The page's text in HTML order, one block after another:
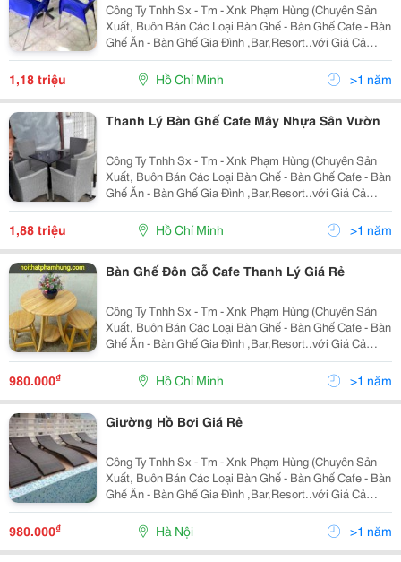
Công Ty Tnhh Sx - Tm - Xnk Phạm Hùng (Chuyên Sản
Xuất, Buôn Bán Các Loại Bàn Ghế - Bàn Ghế Cafe - Bàn
Ghế Ăn - Bàn Ghế Gia Đình ,Bar,Resort..với Giá Cả
Cạnh Tranh Của Nhà Sản Xuất,Nhiều Mẫu Mã Đa
Dạng,Bảo Hành 12 Tháng,Vận Chuyển Miễn Phí,Uy Tín
1,18 triệu Hồ Chí Minh >1 năm
Thanh Lý Bàn Ghế Cafe Mây Nhựa Sân Vườn
Công Ty Tnhh Sx - Tm - Xnk Phạm Hùng (Chuyên Sản
Xuất, Buôn Bán Các Loại Bàn Ghế - Bàn Ghế Cafe - Bàn
Ghế Ăn - Bàn Ghế Gia Đình ,Bar,Resort..với Giá Cả
Cạnh Tranh Của Nhà Sản Xuất,Nhiều Mẫu Mã Đa
Dạng,Bảo Hành 12 Tháng,Vận Chuyển Miễn Phí,Uy Tín
1,88 triệu Hồ Chí Minh >1 năm
Bàn Ghế Đôn Gỗ Cafe Thanh Lý Giá Rẻ
Công Ty Tnhh Sx - Tm - Xnk Phạm Hùng (Chuyên Sản
Xuất, Buôn Bán Các Loại Bàn Ghế - Bàn Ghế Cafe - Bàn
Ghế Ăn - Bàn Ghế Gia Đình ,Bar,Resort..với Giá Cả
Cạnh Tranh Của Nhà Sản Xuất,Nhiều Mẫu Mã Đa
Dạng,Bảo Hành 12 Tháng,Vận Chuyển Miễn Phí,Uy Tín
980.000₫ Hồ Chí Minh >1 năm
Giường Hồ Bơi Giá Rẻ
Công Ty Tnhh Sx - Tm - Xnk Phạm Hùng (Chuyên Sản
Xuất, Buôn Bán Các Loại Bàn Ghế - Bàn Ghế Cafe - Bàn
Ghế Ăn - Bàn Ghế Gia Đình ,Bar,Resort..với Giá Cả
Cạnh Tranh Của Nhà Sản Xuất,Nhiều Mẫu Mã Đa
Dạng,Bảo Hành 12 Tháng,Vận Chuyển Miễn Phí,Uy Tín
980.000₫ Hà Nội >1 năm